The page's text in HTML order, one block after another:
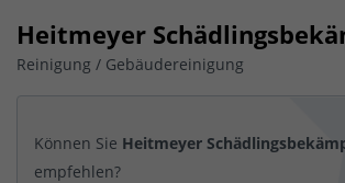
Heitmeyer
Reinigung / Gebäudereinigung
Können Sie Heitmeyer
empfehlen?